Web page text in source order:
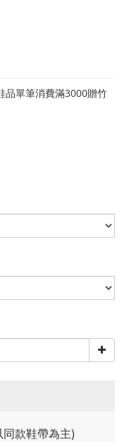
品單筆消費滿3000贈竹
款鞋帶為主)